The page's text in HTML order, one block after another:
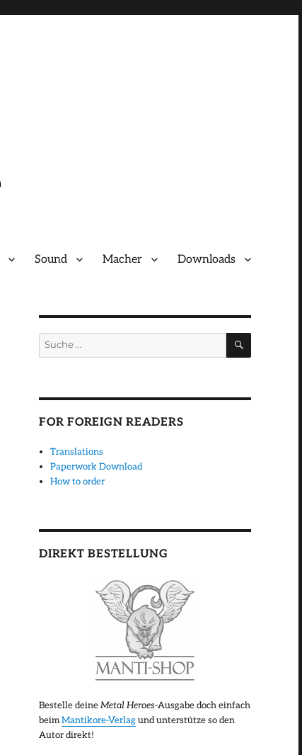
Sound Macher Downloads
Suche
SUCHEN
FOR FOREIGN READERS
Translations
Paperwork Download
How to order
DIREKT BESTELLUNG
Bestelle deineMetal Heroes-Ausgabe doch einfach
beimMantikore-Verlag und unterstütze so den
Autor direkt!